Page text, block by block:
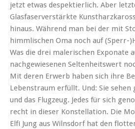
jetzt etwas despektierlich. Aber
Glasfaserverstärkte
hinaus. Während man bei der mit
himmlischen Oma noch auf (Sperr-
Was die drei malerischen Exponate
nachgewiesenen Seltenheitswert
Mit deren Erwerb haben sich ihre
Lebenstraum erfüllt. Und: Sie sehen
und das Flugzeug. Jedes für sich
recht in dieser Konstellation. Die
Elfi Jung aus Wilnsdorf hat den